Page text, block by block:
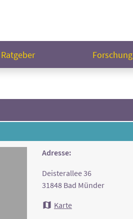
Ratgeber Forschung
Adresse:
Deisterallee 36
31848 Bad Münder
Karte